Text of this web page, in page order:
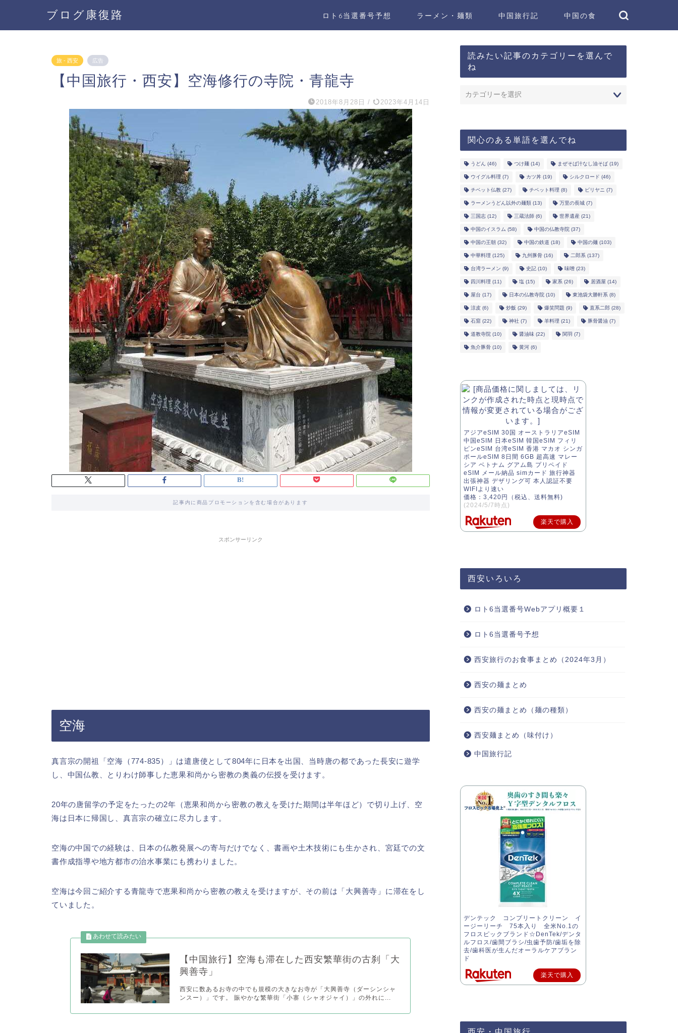
ブログ康復路 ロト6当選番号予想 ラーメン・麺類 中国旅行記 中国の食
旅 - 西安 広告
【中国旅行・西安】空海修行の寺院・青龍寺
2018年8月28日 / 2023年4月14日
記事内に商品プロモーションを含む場合があります
スポンサーリンク
空海
真言宗の開祖「空海（774-835）」は遣唐使として804年に日本を出国、当時唐の都であった長安に遊学
し、中国仏教、とりわけ師事した恵果和尚から密教の奥義の伝授を受けます。
20年の唐留学の予定をたったの2年（恵果和尚から密教の教えを受けた期間は半年ほど）で切り上げ、空
海は日本に帰国し、真言宗の確立に尽力します。
空海の中国での経験は、日本の仏教発展への寄与だけでなく、書画や土木技術にも生かされ、宮廷での文
書作成指導や地方都市の治水事業にも携わりました。
空海は今回ご紹介する青龍寺で恵果和尚から密教の教えを受けますが、その前は「大興善寺」に滞在をし
ていました。
【中国旅行】空海も滞在した西安繁華街の古刹「大
興善寺」
西安に数あるお寺の中でも規模の大きなお寺が「大興善寺（ダーシンシャ
ンスー）」です。 賑やかな繁華街「小寨（シャオジャイ）」の外れに...
読みたい記事のカテゴリーを選んで
ね
関心のある単語を選んでね
うどん (46) つけ麺(14) まぜそば汁なし油そば(19)
ウイグル料理 (7) カツ丼(19) シルクロード (46)
チベット仏教(27) チベット料理 (8) ビリヤニ (7)
ラーメンうどん以外の麺類(13) 万里の長城(7)
三国志(12) 三蔵法師 (6) 世界遺産(21)
中国のイスラム (58) 中国の仏教寺院(37)
中国の王朝 (32) 中国の鉄道 (18) 中国の麺(103)
中華料理 (125) 九州豚骨(16) 二郎系 (137)
台湾ラーメン (9) 史記(10) 味噌(23)
四川料理 (11) 塩 (15) 家系 (26) 居酒屋 (14)
屋台 (17) 日本の仏教寺院(10) 東池袋大勝軒系 (8)
涼皮 (6) 炒飯 (29) 爆笑問題 (9) 直系二郎(28)
石窟(22) 神社(7) 羊料理 (21) 豚骨醤油(7)
道教寺院(10) 醤油味(22) 関羽 (7)
魚介豚骨(10) 黄河(6)
アジアeSIM 30国 オーストラリアeSIM
中国eSIM 日本eSIM 韓国eSIM フィリ
ピンeSIM 台湾eSIM 香港 マカオ シンガ
ポールeSIM 8日間 6GB 超高速 マレー
シア ベトナム グアム島 プリペイド
eSIM メール納品 simカード 旅行神器
出張神器 デザリング可 本人認証不要
WIFIより速い
価格：3,420円（税込、送料無料)
(2024/5/7時点)
楽天で購入
西安いろいろ
ロト6当選番号Webアプリ概要１
ロト6当選番号予想
西安旅行のお食事まとめ（2024年3月）
西安の麺まとめ
西安の麺まとめ（麺の種類）
西安麺まとめ（味付け）
中国旅行記
デンテック コンプリートクリーン イ
ージーリーチ 75本入り 全米No.1の
フロスピックブランド☆DenTek/デンタ
ルフロス/歯間ブラシ/虫歯予防/歯垢を除
去/歯科医が生んだオーラルケアブラン
ド
楽天で購入